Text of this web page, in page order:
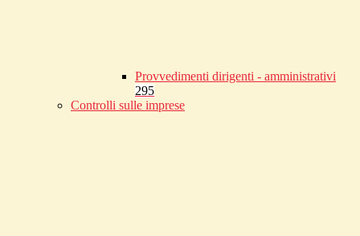
Provvedimenti dirigenti - amministrativi
295
Controlli sulle imprese